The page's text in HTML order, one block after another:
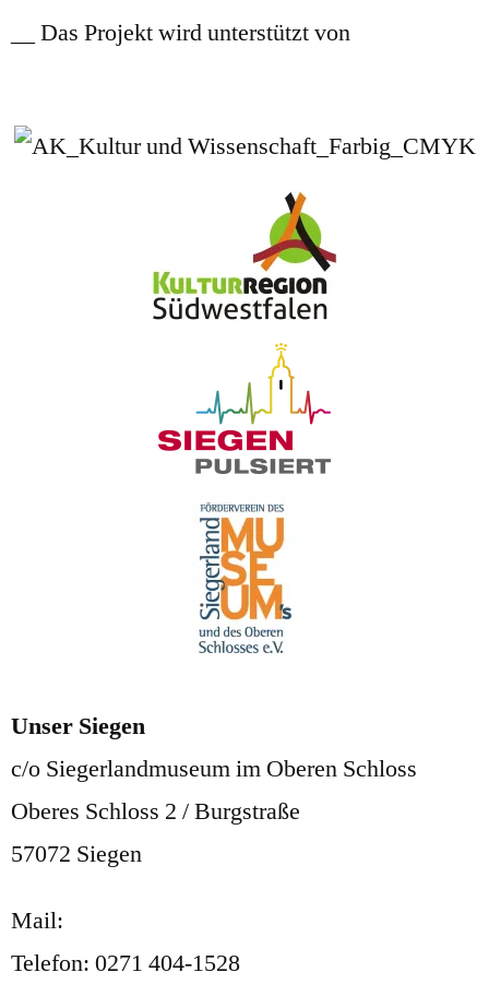
__ Das Projekt wird unterstützt von
Unser Siegen
c/o Siegerlandmuseum im Oberen Schloss
Oberes Schloss 2 / Burgstraße
57072 Siegen
Mail:
Telefon: 0271 404-1528